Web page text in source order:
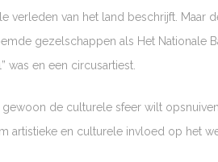
verleden van het land beschrijft.
gezelschappen als Het Nationale
was en een circusartiest.
de culturele sfeer wilt
artistieke en culturele invloed op het